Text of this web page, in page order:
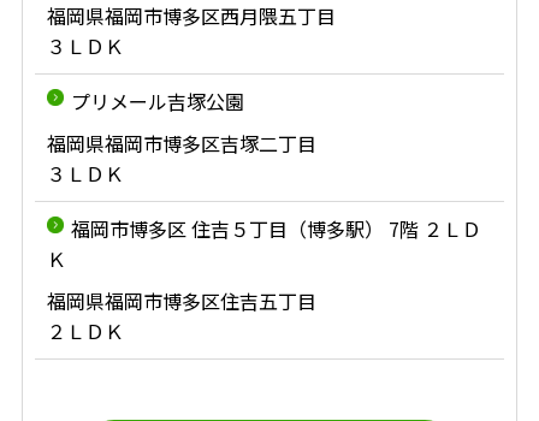
福岡県福岡市博多区西月隈五丁目
３ＬＤＫ
プリメール吉塚公園
福岡県福岡市博多区吉塚二丁目
３ＬＤＫ
福岡市博多区 住吉５丁目（博多駅） 7階 ２ＬＤ
Ｋ
福岡県福岡市博多区住吉五丁目
２ＬＤＫ